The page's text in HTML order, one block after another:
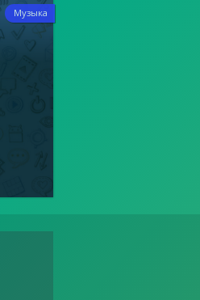
Музыка